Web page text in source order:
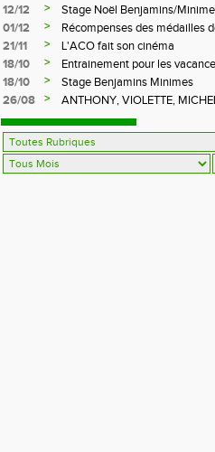
12/12
>
Stage Noël Benjamins/
01/12
>
Récompenses des médailles
21/11
>
L'ACO fait son cinéma
18/10
>
Entrainement pour les
18/10
>
Stage Benjamins Minimes
26/08
>
ANTHONY, VIOLETTE,